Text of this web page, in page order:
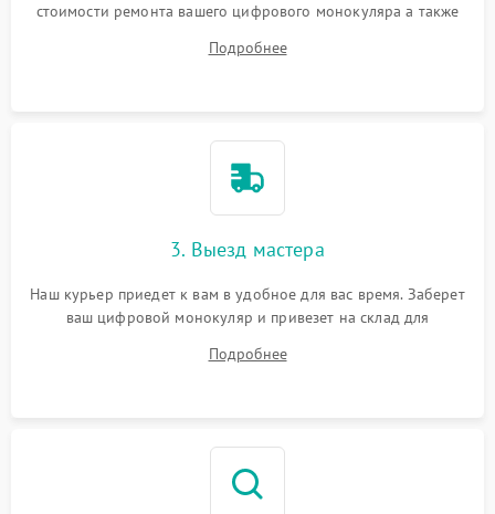
стоимости ремонта вашего цифрового монокуляра а также
Подробнее
3. Выезд мастера
Наш курьер приедет к вам в удобное для вас время. Заберет
ваш цифровой монокуляр и привезет на склад для
Подробнее